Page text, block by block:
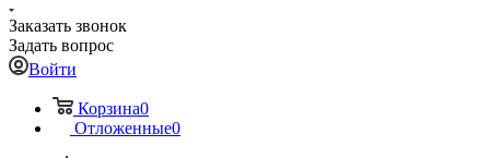
Заказать звонок
Задать вопрос
Войти
Корзина0
Отложенные0